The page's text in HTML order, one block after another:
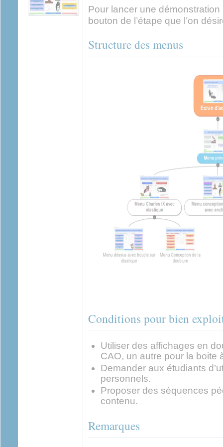
Pour lancer une
bouton de l’étape que l’on
Structure des menus
Conditions pour bien
Utiliser des affichages en
CAO, un autre pour la boite
Demander aux étudiants
personnels.
Proposer des séquences
contenu.
Remarques